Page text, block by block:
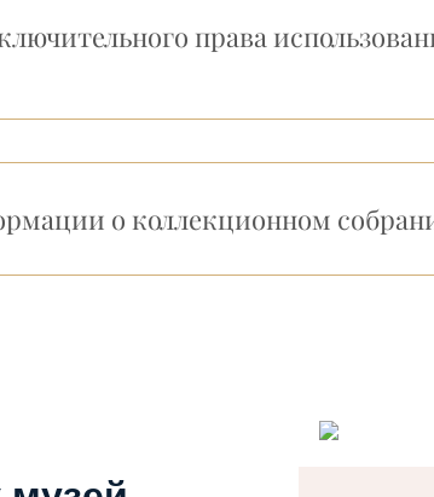
права
о коллекционном